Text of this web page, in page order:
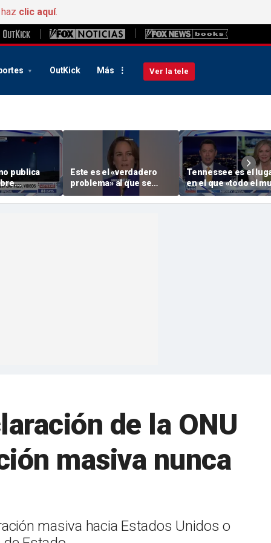
clic aquí.
OutKick Más Ver la tele
publica
aéreos no
(UAP) en
Este es el «verdadero
problema» al que se
enfrenta la Casa Blanca:
un periodista de « WSJ »
Tennessee es el
en el que «todo el
quiere estar»: Sen
Blackburn
de la ONU
masiva nunca
masiva hacia Estados Unidos o